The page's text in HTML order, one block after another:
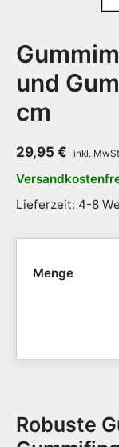
und
cm
29,95 €
Lieferzeit: 4-8
Robuste